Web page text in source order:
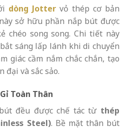
dòng Jotter vỏ thép cơ bản
này sở hữu phần nắp bút được
chéo song song. Chi tiết này
sáng lấp lánh khi di chuyển
giác cầm nắm chắc chắn, tạo
đại và sắc sảo.
Toàn Thân
đều được chế tác từ thép
Steel). Bề mặt thân bút